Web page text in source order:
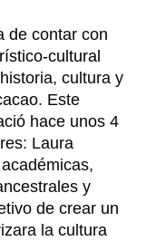
de contar con
cultural
cultura y
Este
hace unos 4
Laura
y
de crear un
la cultura